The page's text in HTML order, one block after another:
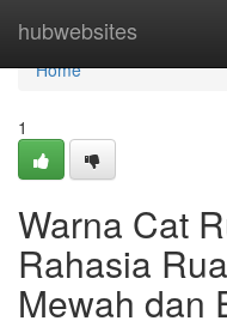
hubwebsites
Home
Home
1
Warna Cat
Rahasia
Mewah dan